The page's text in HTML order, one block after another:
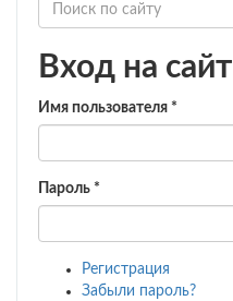
в
средней
детского
зайцы,
молодцы».
Вход на сайт
Имя пользователя *
Пароль *
Регистрация
Забыли пароль?